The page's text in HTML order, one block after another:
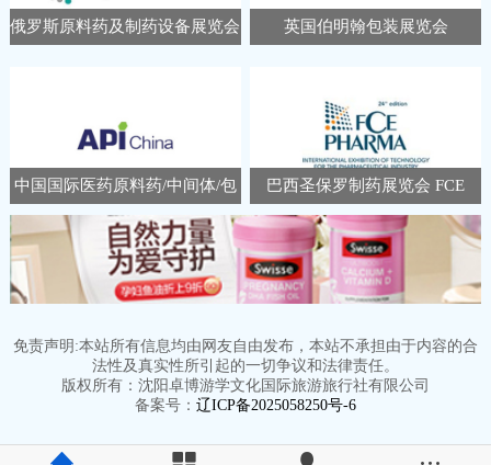
俄罗斯原料药及制药设备展览会 英国伯明翰包装展览会
Empack
中国国际医药原料药/中间体/包
装/设备交易会 APIChina
巴西圣保罗制药展览会 FCE
Pharma
免责声明:本站所有信息均由网友自由发布，本站不承担由于内容的合
法性及真实性所引起的一切争议和法律责任。
版权所有：沈阳卓博游学文化国际旅游旅行社有限公司
备案号： 辽ICP备2025058250号-6